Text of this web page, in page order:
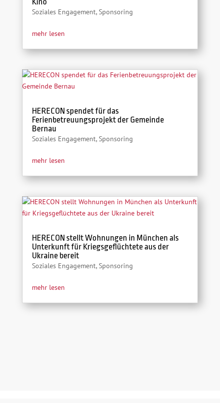
Soziales Engagement, Sponsoring
mehr lesen
HERECON spendet für das
Ferienbetreuungsprojekt der Gemeinde
Bernau
Soziales Engagement,Sponsoring
mehr lesen
HERECON stellt Wohnungen in München als
Unterkunft für Kriegsgeflüchtete aus der
Ukraine bereit
Soziales Engagement,Sponsoring
mehr lesen